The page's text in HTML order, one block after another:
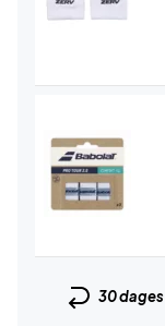
30 dages